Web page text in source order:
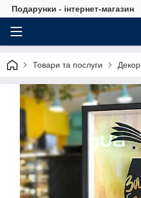
Подарунки - інтернет-магазин
Товари та послуги Декор